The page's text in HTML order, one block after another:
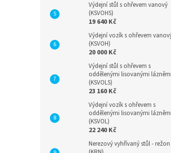
Výdejní stůl s ohřevem vanový
(KSVOHS)
19 640 Kč
Výdejní vozík s ohřevem
(KSVOH)
20 000 Kč
Výdejní stůl s ohřevem s
oddělenými lisovanými lázněmi
(KSVOLS)
23 160 Kč
Výdejní vozík s ohřevem s
oddělenými lisovanými lázněmi
(KSVOL)
22 240 Kč
Nerezový vyhřívaný stůl - režon